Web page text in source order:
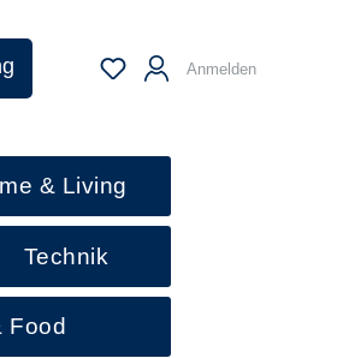
Anmelden
& Living
Technik
Food